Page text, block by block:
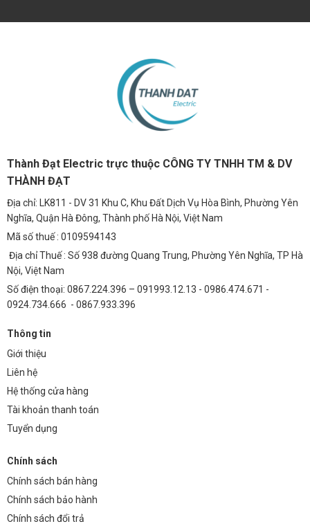
Thành Đạt Electric trực thuộc CÔNG TY TNHH TM & DV
THÀNH ĐẠT
Địa chỉ: LK811 - DV 31 Khu C, Khu Đất Dịch Vụ Hòa Bình, Phường Yên
Nghĩa, Quận Hà Đông, Thành phố Hà Nội, Việt Nam
Mã số thuế : 0109594143
Địa chỉ Thuế : Số 938 đường Quang Trung, Phường Yên Nghĩa, TP Hà
Nội, Việt Nam
Số điện thoại: 0867.224.396 – 091993.12.13 - 0986.474.671 -
0924.734.666 - 0867.933.396
Thông tin
Giới thiệu
Liên hệ
Hệ thống cửa hàng
Tài khoản thanh toán
Tuyển dụng
Chính sách
Chính sách bán hàng
Chính sách bảo hành
Chính sách đổi trả